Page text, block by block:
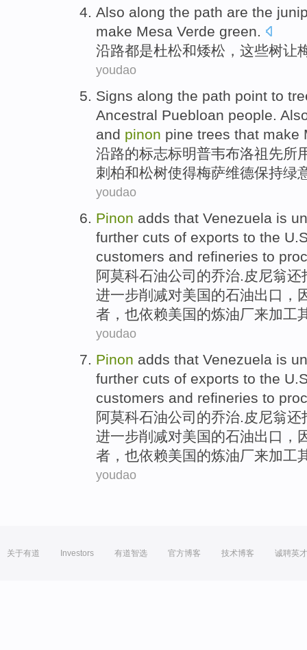
Also along the path are the
make Mesa Verde green.
沿路都是杜松和矮松，这些树让
youdao
Signs along the path point to
Ancestral Puebloan people.
and pinon pine trees that make
沿路的标志标明普韦布洛祖先所
刺柏和松树使得梅萨维德保持绿
youdao
Pinon adds that Venezuela is
further cuts of exports to the
customers and refineries to
阿莫科石油公司 的乔治.皮尼翁还
进一步削减对美国的石油出口 ，
者 ，也依赖美国的炼油厂来加工
youdao
Pinon adds that Venezuela is
further cuts of exports to the
customers and refineries to
阿莫科石油公司 的乔治.皮尼翁还
进一步削减对美国的石油出口 ，
者 ，也依赖美国的炼油厂来加工
youdao
关于有道 Investors 有道智选 官方博客 技术博客 诚聘英才